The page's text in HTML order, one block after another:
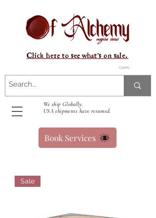
Carrito
We ship Globally.
USA shipments have resumed.
Click here to see what's on sale.
Book Services
Sale